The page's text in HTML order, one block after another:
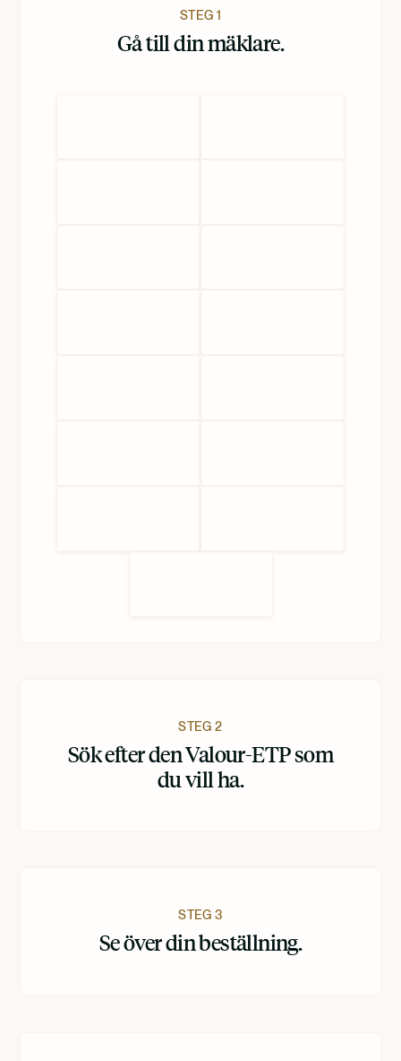
STEG 1
Gå till din mäklare.
STEG 2
Sök efter den Valour-ETP som
du vill ha.
STEG 3
Se över din beställning.